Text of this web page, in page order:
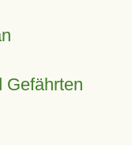
Gefährten